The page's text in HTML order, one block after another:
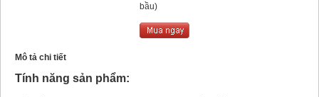
bầu)
Mô tả chi tiết
Tính năng sản phẩm: